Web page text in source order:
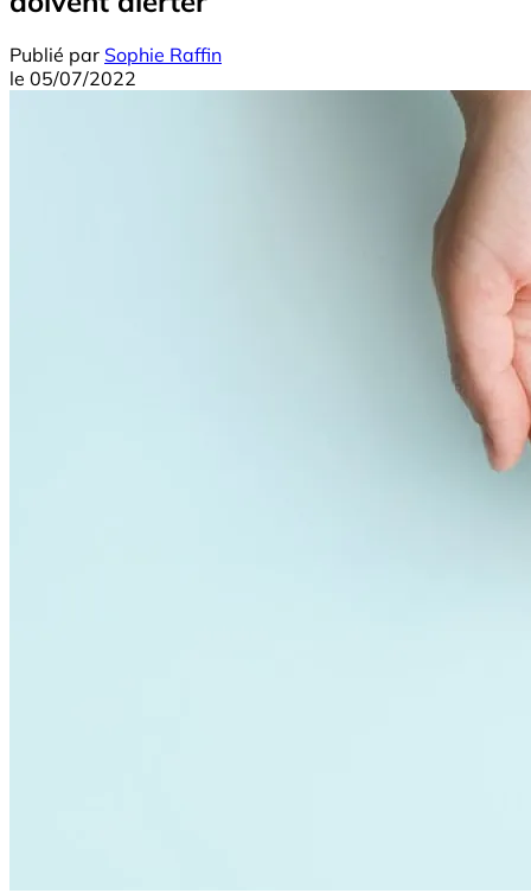
Publié par Sophie Raffin
le 05/07/2022